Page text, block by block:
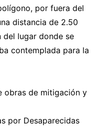
por fuera del
distancia de 2.50
del lugar donde se
contemplada para la
obras de mitigación y
por Desaparecidas